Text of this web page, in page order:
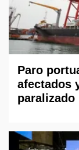
Paro
afectados
paralizado